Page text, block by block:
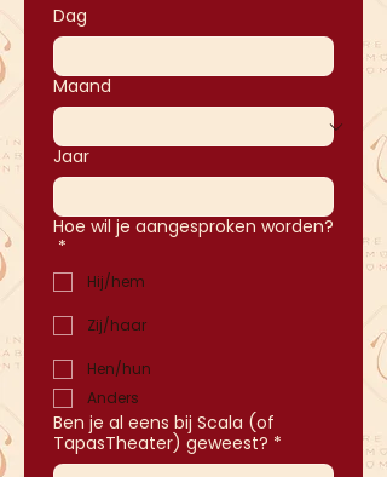
Dag
Maand
Jaar
Hoe wil je aangesproken worden?
*
Hij/hem
Zij/haar
Hen/hun
Anders
Ben je al eens bij Scala (of
TapasTheater) geweest? *